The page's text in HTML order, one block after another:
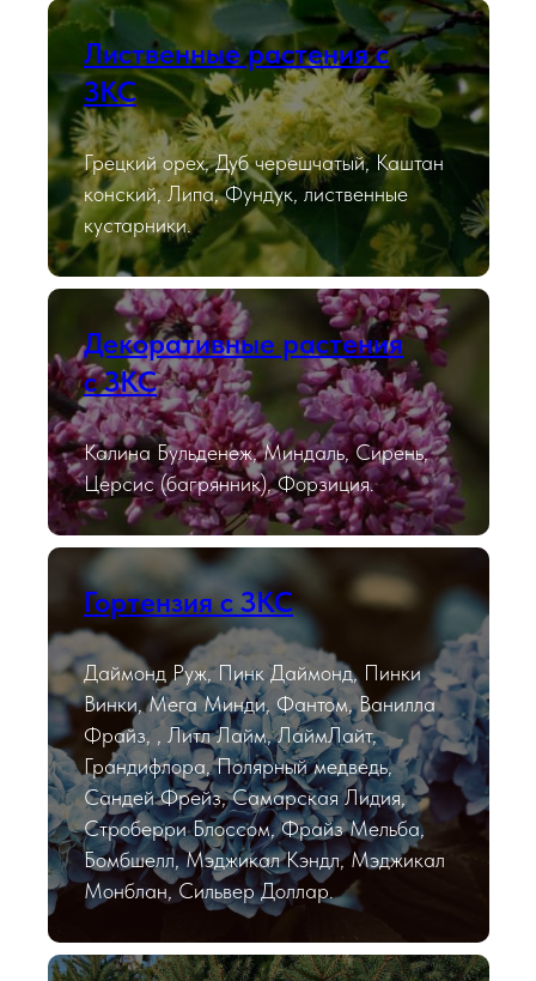
Лиственные растения с
ЗКС
Грецкий орех, Дуб черешчатый, Каштан
конский, Липа, Фундук, лиственные
кустарники.
Декоративные растения
с ЗКС
Калина Бульденеж, Миндаль, Сирень,
Церсис (багрянник), Форзиция.
Гортензия с ЗКС
Даймонд Руж, Пинк Даймонд, Пинки
Винки, Мега Минди, Фантом, Ванилла
Фрайз, , Литл Лайм, ЛаймЛайт,
Грандифлора, Полярный медведь,
Сандей Фрейз, Самарская Лидия,
Строберри Блоссом, Фрайз Мельба,
Бомбшелл, Мэджикал Кэндл, Мэджикал
Монблан, Сильвер Доллар.